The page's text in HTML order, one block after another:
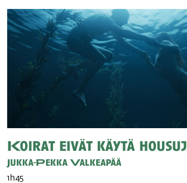
Koirat eivät käytä
Jukka-Pekka Valkeapää
1h45